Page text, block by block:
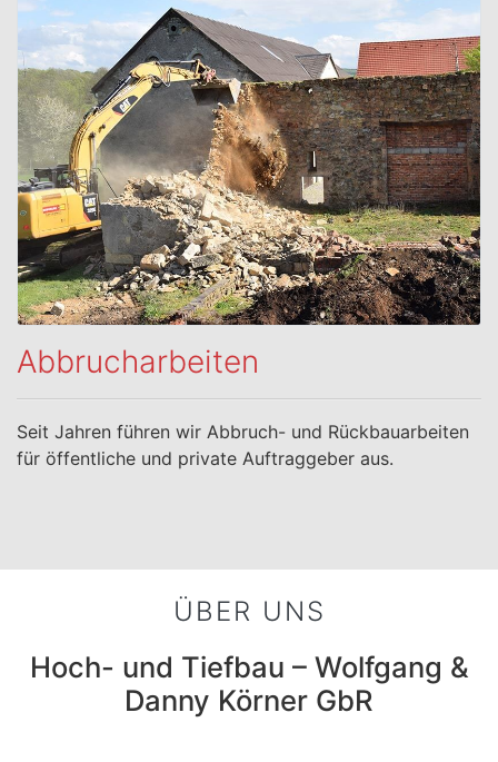
Abbrucharbeiten
Seit Jahren führen wir Abbruch- und Rückbauarbeiten
für öffentliche und private Auftraggeber aus.
ÜBER UNS
Hoch- und Tiefbau – Wolfgang &
Danny Körner GbR